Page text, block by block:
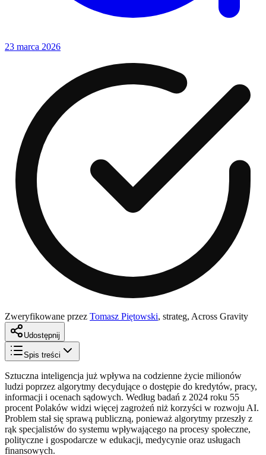
23 marca 2026
Zweryfikowane przez Tomasz Piętowski, strateg, Across Gravity
Udostępnij
Spis treści
Sztuczna inteligencja już wpływa na codzienne życie milionów
ludzi poprzez algorytmy decydujące o dostępie do kredytów, pracy,
informacji i ocenach sądowych. Według badań z 2024 roku 55
procent Polaków widzi więcej zagrożeń niż korzyści w rozwoju AI.
Problem stał się sprawą publiczną, ponieważ algorytmy przeszły z
rąk specjalistów do systemu wpływającego na procesy społeczne,
polityczne i gospodarcze w edukacji, medycynie oraz usługach
finansowych.